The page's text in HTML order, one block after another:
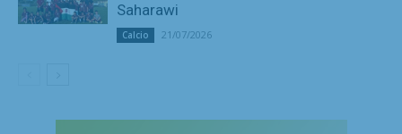
Saharawi
Calcio 21/07/2026